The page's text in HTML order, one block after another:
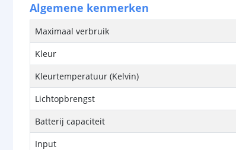
Algemene kenmerken
Maximaal verbruik
Kleur
Kleurtemperatuur (Kelvin)
Lichtopbrengst
Batterij capaciteit
Input